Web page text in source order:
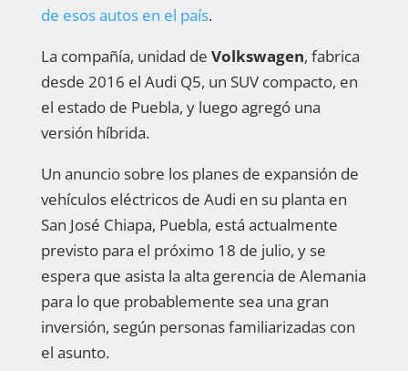
de esos autos en el país.
La compañía, unidad de Volkswagen, fabrica
desde 2016 el Audi Q5, un SUV compacto, en
el estado de Puebla, y luego agregó una
versión híbrida.
Un anuncio sobre los planes de expansión de
vehículos eléctricos de Audi en su planta en
San José Chiapa, Puebla, está actualmente
previsto para el próximo 18 de julio, y se
espera que asista la alta gerencia de Alemania
para lo que probablemente sea una gran
inversión, según personas familiarizadas con
el asunto.